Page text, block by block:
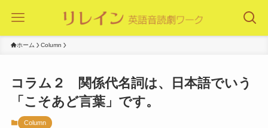
ホーム Column
コラム２ 関係代名詞は、日本語でいう
「こそあど言葉」です。
Column